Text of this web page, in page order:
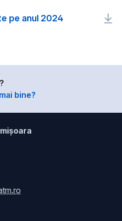
pe anul 2024
bine?